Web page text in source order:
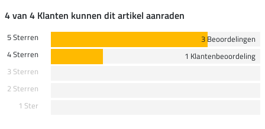
4 van 4 Klanten kunnen dit artikel aanraden
5 Sterren
3 Beoordelingen
4 Sterren
1 Klantenbeoordeling
3 Sterren
2 Sterren
1 Ster